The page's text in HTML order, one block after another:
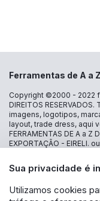
Sua privacidade é
Utilizamos cookies
Ferramentas de A a Z
Copyright ©2000 - 2022
DIREITOS
imagens, logotipos,
layout, trade dress, aqui
FERRAMENTAS DE A a Z
EXPORTAÇÃO - EIRELI.
expressa autorização. A
implicará na
EXPORTAÇÃO - EIRELI